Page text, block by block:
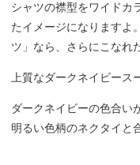
シャツの襟型をワイドカ
たイメージになりますよ
ツ」なら、さらにこなれ
上質なダークネイビース
ダークネイビーの色合い
明るい色柄のネクタイと